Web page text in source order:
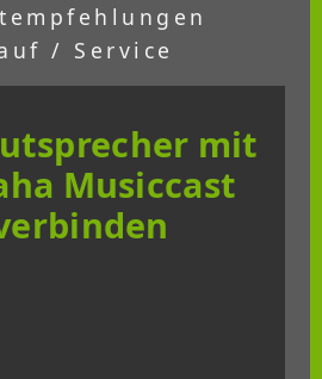
/ Service
mit
Musiccast